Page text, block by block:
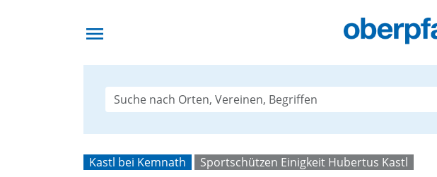
menu
Kastl bei Kemnath Sportschützen Einigkeit Hubertus Kastl